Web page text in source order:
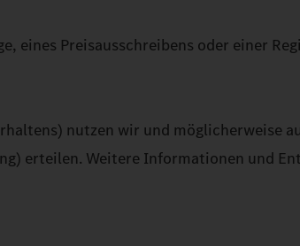
eines Preisausschreibens oder einer
nutzen wir und möglicherweise
erteilen. Weitere Informationen und